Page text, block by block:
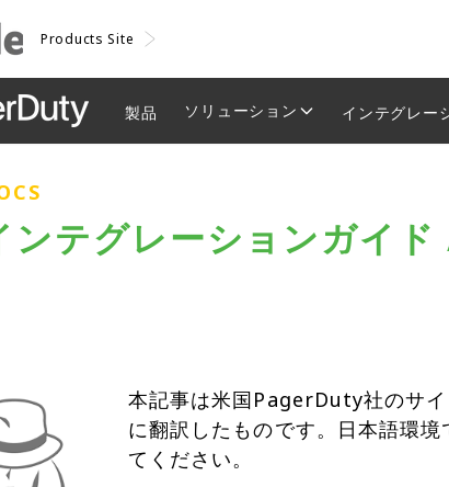
Products Site
製品 ソリューション インテグレー
ンテグレーションガイ
本記事は米国PagerDuty社のサ
に翻訳したものです。日本語環
てください。